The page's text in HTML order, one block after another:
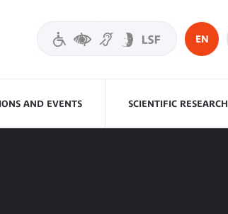
EN
AND EVENTS SCIENTIFIC RESEARCH